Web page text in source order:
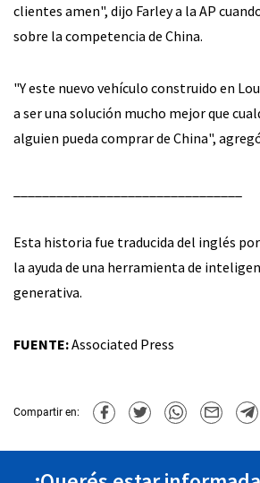
clientes amen", dijo Farley a la AP
sobre la competencia de China.
"Y este nuevo vehículo construido en
a ser una solución mucho mejor que
alguien pueda comprar de China",
Esta historia fue traducida del inglés
la ayuda de una herramienta de
generativa.
FUENTE:Associated Press
Compartir en: